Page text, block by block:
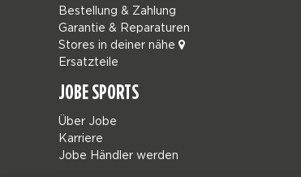
Bestellung & Zahlung
Garantie & Reparaturen
Stores in deiner nähe
Ersatzteile
JOBE SPORTS
Über Jobe
Karriere
Jobe Händler werden